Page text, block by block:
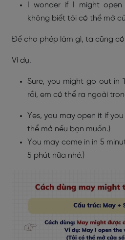
I wonder if I might
không biết tôi có thể mở
Để cho phép làm gì, ta cũng
Ví dụ.
Sure, you might go out in
rồi, em có thể ra ngoài
Yes, you may open it if
thể mở nếu bạn muốn.)
You may come in in 5
5 phút nữa nhé.)